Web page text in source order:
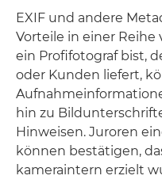
EXIF und andere
Vorteile in einer
ein Profifotograf bist,
oder Kunden liefert,
hin zu
Hinweisen. Juroren
können bestätigen,
kameraintern erzielt